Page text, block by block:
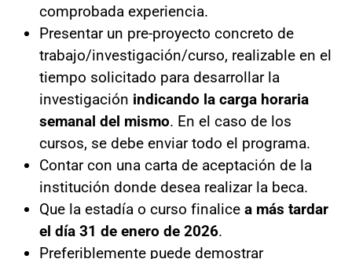
comprobada experiencia.
Presentar un pre-proyecto concreto de
trabajo/investigación/curso, realizable en el
tiempo solicitado para desarrollar la
investigación indicando la carga horaria
semanal del mismo. En el caso de los
cursos, se debe enviar todo el programa.
Contar con una carta de aceptación de la
institución donde desea realizar la beca.
Que la estadía o curso finalice a más tardar
el día 31 de enero de 2026.
Preferiblemente puede demostrar